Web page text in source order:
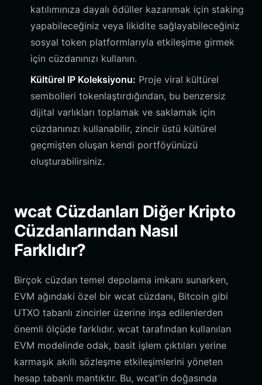
katılımınıza dayalı ödüller kazanmak için staking
yapabileceğiniz veya likidite sağlayabileceğiniz
sosyal token platformlarıyla etkileşime girmek
için cüzdanınızı kullanın.
Kültürel IP Koleksiyonu: Proje viral kültürel
sembolleri tokenlaştırdığından, bu benzersiz
dijital varlıkları toplamak ve saklamak için
cüzdanınızı kullanabilir, zincir üstü kültürel
geçmişten oluşan kendi portföyünüzü
oluşturabilirsiniz.
wcat Cüzdanları Diğer Kripto
Cüzdanlarından Nasıl
Farklıdır?
Birçok cüzdan temel depolama imkanı sunarken,
EVM ağındaki özel bir wcat cüzdanı, Bitcoin gibi
UTXO tabanlı zincirler üzerine inşa edilenlerden
önemli ölçüde farklıdır. wcat tarafından kullanılan
EVM modelinde odak, basit işlem çıktıları yerine
karmaşık akıllı sözleşme etkileşimlerini yöneten
hesap tabanlı mantıktır. Bu, wcat'in doğasında